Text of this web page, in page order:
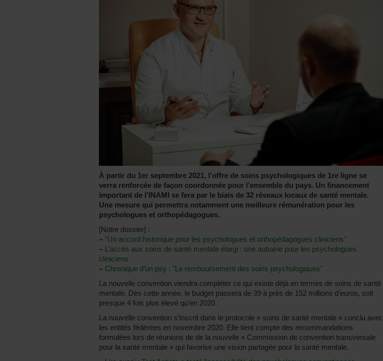
À partir du 1er septembre 2021, l’offre de soins psychologiques de 1re ligne se
verra renforcée de façon coordonnée pour l’ensemble du pays. Un financement
important de l’INAMI se fera par le biais de 32 réseaux locaux de santé mentale.
Une mesure qui permettra notamment une meilleure rémunération pour les
psychologues et orthopédagogues.
[Notre dossier] :
– "Un accord historique pour les psychologues et orthopédagogues cliniciens"
– L’accès aux soins de santé mentale élargi : une aubaine pour les psychologues
cliniciens
– Chronique d’un psy : "Le remboursement des soins psychologiques"
La nouvelle convention viendra compléter ce qui existe déjà en termes de soins de santé
mentale. Dès cette année, le budget passera de 39 à près de 152 millions d’euros, soit
presque 4 fois plus élevé qu’en 2020.
La nouvelle convention s’inscrit dans le protocole « soins de santé mentale » conclu avec
les entités fédérées en novembre 2020. Elle tient compte des recommandations
formulées lors de réunions de de la nouvelle « Commission de convention transversale
pour la santé mentale » qui favorise une vision partagée pour la santé mentale.